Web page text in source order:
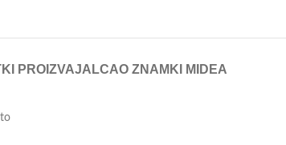
PROIZVAJALCAO ZNAMKI MIDEA